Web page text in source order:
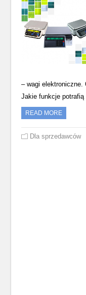
– wagi
Jakie funkcje
READ MORE
Dla sprzedawców